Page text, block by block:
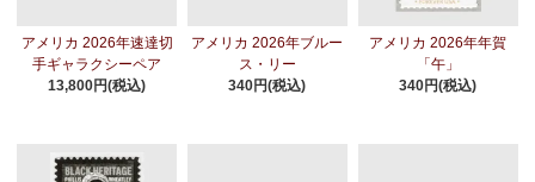
アメリカ 2026年速達切
手ギャラクシーペア
13,800円(税込)
アメリカ 2026年ブルー
ス・リー
340円(税込)
アメリカ 2026年年賀
「午」
340円(税込)